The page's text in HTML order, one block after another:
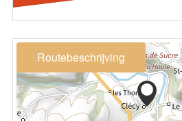
Routebeschrijving